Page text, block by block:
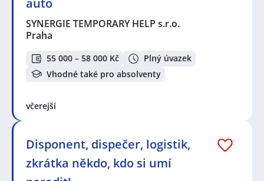
auto
SYNERGIE TEMPORARY HELP s.r.o.
Praha
55 000 – 58 000 Kč
Plný úvazek
Vhodné také pro absolventy
včerejší
Disponent, dispečer, logistik,
zkrátka někdo, kdo si umí